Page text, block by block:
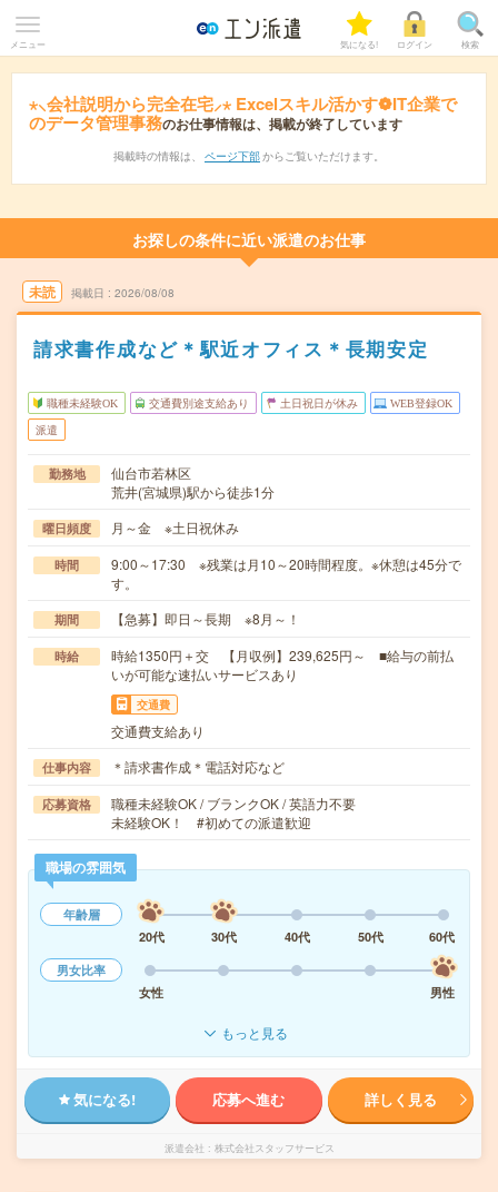
メニュー 気になる! ログイン 検索
⋆⸜会社説明から完全在宅⸝⋆ Excelスキル活かす❁IT企業で
のデータ管理事務のお仕事情報は、掲載が終了しています
掲載時の情報は、 ページ下部 からご覧いただけます。
お探しの条件に近い派遣のお仕事
未読 掲載日 2026/08/08
請求書作成など＊駅近オフィス＊長期安定
職種未経験OK 交通費別途支給あり 土日祝日が休み WEB登録OK
派遣
勤務地
仙台市若林区
荒井(宮城県)駅から徒歩1分
曜日頻度 月～金 ※土日祝休み
時間
9:00～17:30 ※残業は月10～20時間程度。※休憩は45分で
す。
期間 【急募】即日～長期 ※8月～！
時給
時給1350円＋交 【月収例】239,625円～ ■給与の前払
いが可能な速払いサービスあり
交通費
交通費支給あり
仕事内容 ＊請求書作成＊電話対応など
応募資格
職種未経験OK / ブランクOK / 英語力不要
未経験OK！ #初めての派遣歓迎
職場の雰囲気
年齢層
20代
30代 40代 50代
60代
男女比率
女性
男性
もっと見る
気になる! 応募へ進む 詳しく見る
派遣会社 株式会社スタッフサービス